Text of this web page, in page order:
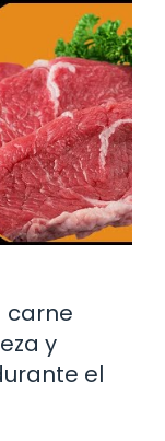
carne
y
el